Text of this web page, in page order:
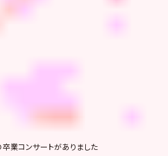
業コンサートがありました